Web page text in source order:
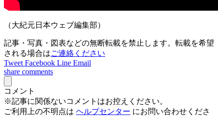
（大紀元日本ウェブ編集部）
記事・写真・図表などの無断転載を禁止します。転載を希望
される場合はご連絡ください
Tweet Facebook Line Email
share comments
コメント
※記事に関係ないコメントはお控えください。
ご利用上の不明点は ヘルプセンター にお問い合わせくださ